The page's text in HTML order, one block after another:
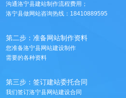
沟通洛宁县建站制作流程费用；
洛宁县做网站咨询热线：18410889595
第二步：准备网站制作资料
您准备洛宁县网站建设制作
需要的各种资料
第三步：签订建站委托合同
我们签订洛宁县网站建设合同